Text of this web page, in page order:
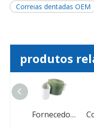
Correias dentadas OEM
produtos
Fornecedor de correia dentada correia dentada OEM